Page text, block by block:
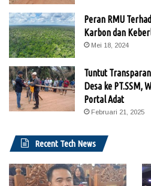
Peran RMU
Karbon dan
Mei 18, 2024
Tuntut
Desa ke PT.SSM,
Portal Adat
Februari 21, 2025
Recent Tech News